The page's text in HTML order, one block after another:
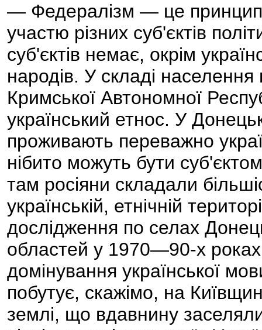
— Федералізм — це принцип
участю різних суб'єктів
суб'єктів немає, окрім
народів. У складі
Кримської Автономної
український етнос. У
проживають переважно
нібито можуть бути
там росіяни складали
українській, етнічній
дослідження по селах
областей у 1970—90-х
домінування української
побутує, скажімо, на
землі, що вдавнину